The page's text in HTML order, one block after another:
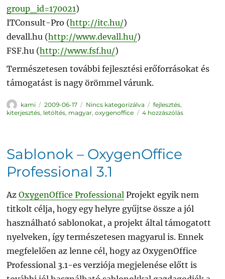
group_id=170021)
ITConsult-Pro (http://itc.hu/)
devall.hu (http://www.devall.hu/)
FSF.hu (http://www.fsf.hu/)
Természetesen további fejlesztési erőforrásokat és
támogatást is nagy örömmel várunk.
Szerző
kami Közzétéve
2009-06-17 Kategória
Nincs kategorizálva Címke
fejlesztés,
kiterjesztés, letöltés, magyar,oxygenoffice 4 hozzászólásOxygenOffice
Sablonok – OxygenOffice
Professional 3.1
AzOxygenOffice Professional Projekt egyik nem
titkolt célja, hogy egy helyre gyűjtse össze a jól
használható sablonokat, a projekt által támogatott
nyelveken, így természetesen magyarul is. Ennek
megfelelően az lenne cél, hogy az OxygenOffice
Professional 3.1-es verziója megjelenése előtt is